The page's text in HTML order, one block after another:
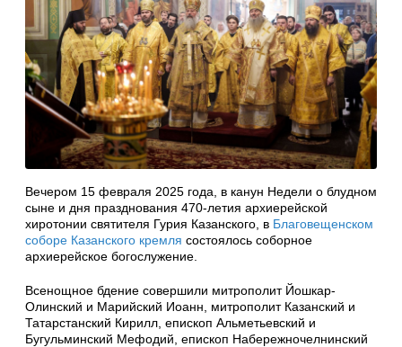
Вечером 15 февраля 2025 года, в канун Недели о блудном
сыне и дня празднования 470-летия архиерейской
хиротонии святителя Гурия Казанского, в Благовещенском
соборе Казанского кремля состоялось соборное
архиерейское богослужение.
Всенощное бдение совершили митрополит Йошкар-
Олинский и Марийский Иоанн, митрополит Казанский и
Татарстанский Кирилл, епископ Альметьевский и
Бугульминский Мефодий, епископ Набережночелнинский